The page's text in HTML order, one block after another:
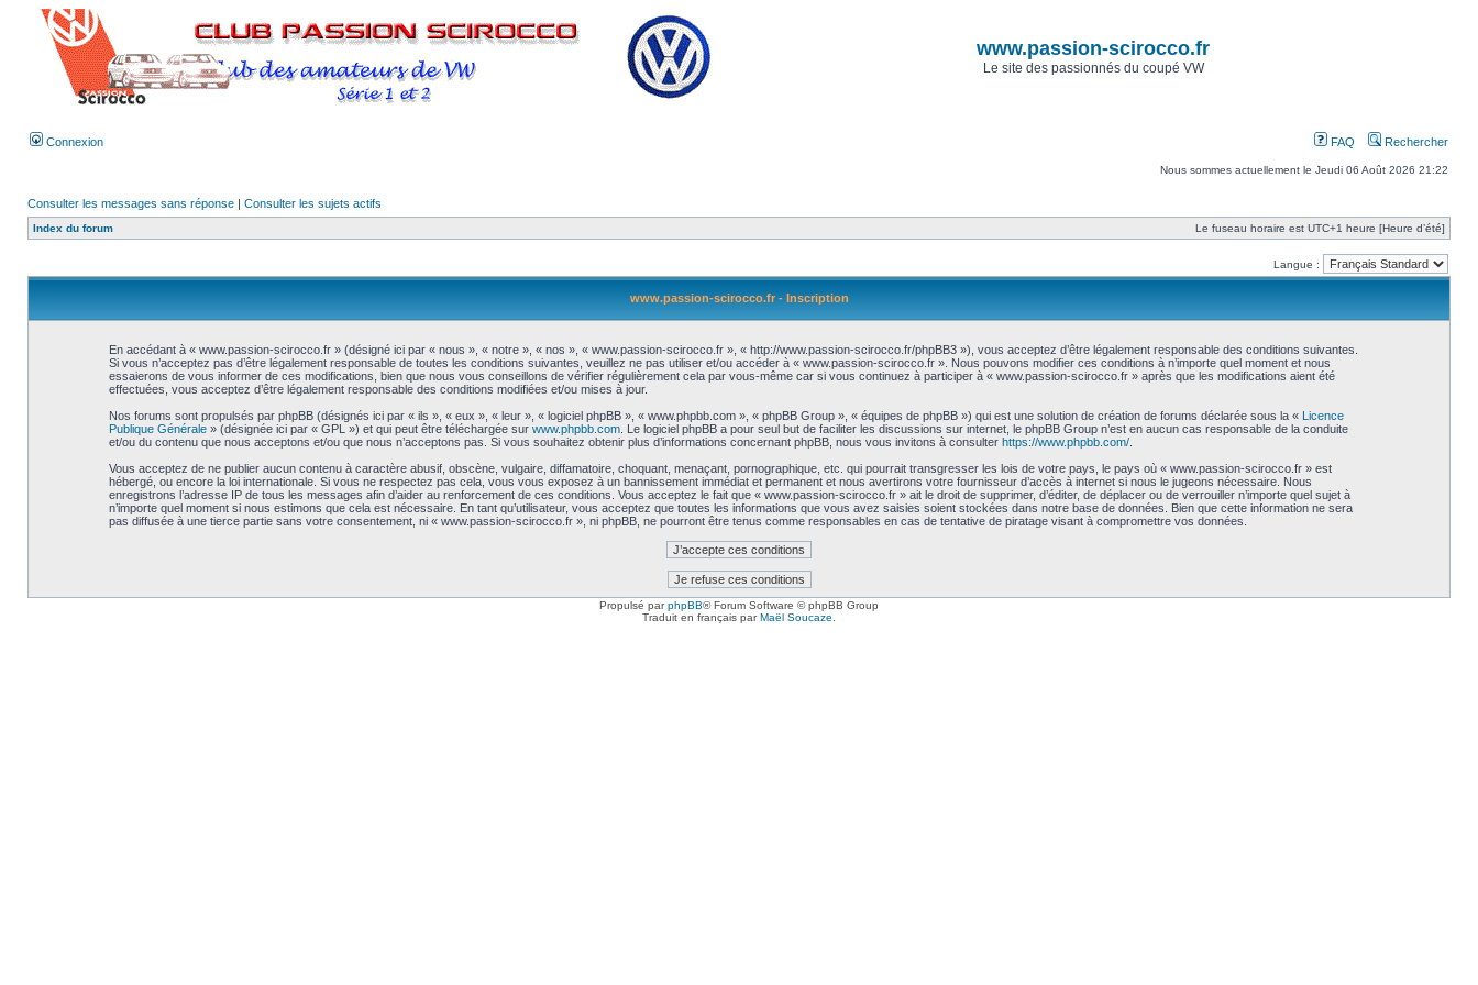
www.passion-scirocco.fr
Le site des passionnés du coupé VW
Connexion FAQ Rechercher
Nous sommes actuellement le Jeudi 06 Août 2026 21:22
Consulter les messages sans réponse | Consulter les sujets actifs
Index du forum Le fuseau horaire est UTC+1 heure [Heure d’été]
Langue :
www.passion-scirocco.fr - Inscription
En accédant à « www.passion-scirocco.fr » (désigné ici par « nous », « notre », « nos », « www.passion-scirocco.fr », « http://www.passion-scirocco.fr/phpBB3 »), vous acceptez d’être légalement responsable des conditions suivantes.
Si vous n’acceptez pas d’être légalement responsable de toutes les conditions suivantes, veuillez ne pas utiliser et/ou accéder à « www.passion-scirocco.fr ». Nous pouvons modifier ces conditions à n’importe quel moment et nous
essaierons de vous informer de ces modifications, bien que nous vous conseillons de vérifier régulièrement cela par vous-même car si vous continuez à participer à « www.passion-scirocco.fr » après que les modifications aient été
effectuées, vous acceptez d’être légalement responsable des conditions modifiées et/ou mises à jour.
Nos forums sont propulsés par phpBB (désignés ici par « ils », « eux », « leur », « logiciel phpBB », « www.phpbb.com », « phpBB Group », « équipes de phpBB ») qui est une solution de création de forums déclarée sous la « Licence
Publique Générale» (désignée ici par « GPL ») et qui peut être téléchargée sur www.phpbb.com. Le logiciel phpBB a pour seul but de faciliter les discussions sur internet, le phpBB Group n’est en aucun cas responsable de la conduite
et/ou du contenu que nous acceptons et/ou que nous n’acceptons pas. Si vous souhaitez obtenir plus d’informations concernant phpBB, nous vous invitons à consulter https://www.phpbb.com/.
Vous acceptez de ne publier aucun contenu à caractère abusif, obscène, vulgaire, diffamatoire, choquant, menaçant, pornographique, etc. qui pourrait transgresser les lois de votre pays, le pays où « www.passion-scirocco.fr » est
hébergé, ou encore la loi internationale. Si vous ne respectez pas cela, vous vous exposez à un bannissement immédiat et permanent et nous avertirons votre fournisseur d’accès à internet si nous le jugeons nécessaire. Nous
enregistrons l’adresse IP de tous les messages afin d’aider au renforcement de ces conditions. Vous acceptez le fait que « www.passion-scirocco.fr » ait le droit de supprimer, d’éditer, de déplacer ou de verrouiller n’importe quel sujet à
n’importe quel moment si nous estimons que cela est nécessaire. En tant qu’utilisateur, vous acceptez que toutes les informations que vous avez saisies soient stockées dans notre base de données. Bien que cette information ne sera
pas diffusée à une tierce partie sans votre consentement, ni « www.passion-scirocco.fr », ni phpBB, ne pourront être tenus comme responsables en cas de tentative de piratage visant à compromettre vos données.
Propulsé parphpBB® Forum Software © phpBB Group
Traduit en français parMaël Soucaze